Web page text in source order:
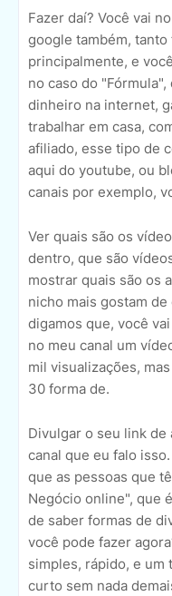
Fazer daí? Você vai
google também,
principalmente, e
no caso do
dinheiro na internet,
trabalhar em casa,
afiliado, esse tipo de
aqui do youtube, ou
canais por exemplo,
Ver quais são os
dentro, que são
mostrar quais são os
nicho mais gostam
digamos que, você
no meu canal um
mil visualizações,
30 forma de.
Divulgar o seu link de
canal que eu falo
que as pessoas que
Negócio online", que
de saber formas de
você pode fazer
simples, rápido, e um
curto sem nada